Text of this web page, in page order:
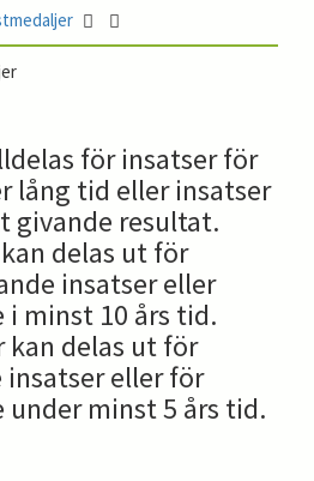
för insatser för
lång tid eller insatser
givande resultat.
delas ut för
insatser eller
minst 10 års tid.
kan delas ut för
eller för
minst 5 års tid.